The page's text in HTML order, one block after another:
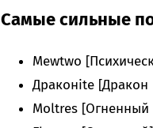
Самые сильные
Mewtwo
Драконite
Moltres